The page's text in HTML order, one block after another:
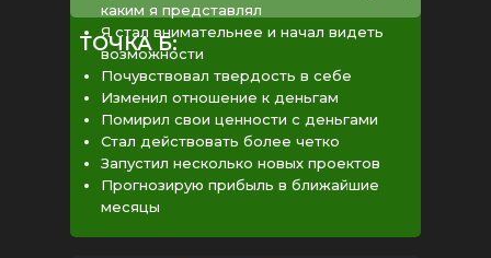
ТОЧКА Б:
каким я представлял
Я стал внимательнее и начал видеть
возможности
Почувствовал твердость в себе
Изменил отношение к деньгам
Помирил свои ценности с деньгами
Стал действовать более четко
Запустил несколько новых проектов
Прогнозирую прибыль в ближайшие
месяцы